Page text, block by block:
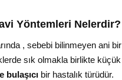
Yöntemleri Nelerdir?
, sebebi bilinmeyen ani bir
sık olmakla birlikte küçük
bulaşıcıbir hastalık türüdür.